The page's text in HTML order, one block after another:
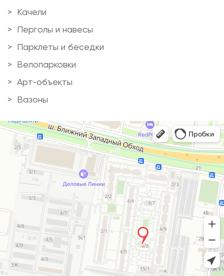
Качели
Перголы и навесы
Парклеты и беседки
Велопарковки
Арт-объекты
Вазоны